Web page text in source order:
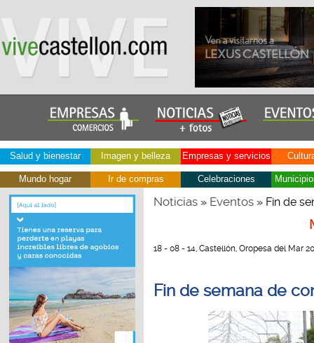
Salud y bienestar Imagen y belleza Empresas y servicios
Mundo hogar Ir de compras Celebraciones
Noticias» Eventos» Fin de
18 - 08 - 14, Castellón, Oropesa del Mar
Fin de semana de